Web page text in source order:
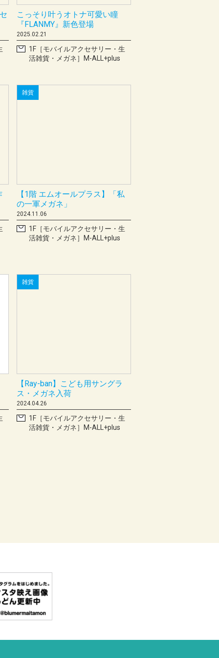
こっそり叶うオトナ可愛い瞳
『FLANMY』新色登場
2025.02.21
1F［モバイルアクセサリー・生
活雑貨・メガネ］M-ALL+plus
雑貨
【1階 エムオールプラス】「私
の一軍メガネ」
2024.11.06
1F［モバイルアクセサリー・生
活雑貨・メガネ］M-ALL+plus
雑貨
【Ray-ban】こども用サングラ
ス・メガネ入荷
2024.04.26
1F［モバイルアクセサリー・生
活雑貨・メガネ］M-ALL+plus